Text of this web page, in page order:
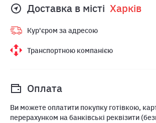
Доставка в місті Харкiв
Кур'єром за адресою
Транспортною компанією
Оплата
Ви можете оплатити покупку готівкою,
перерахунком на банківські реквізити